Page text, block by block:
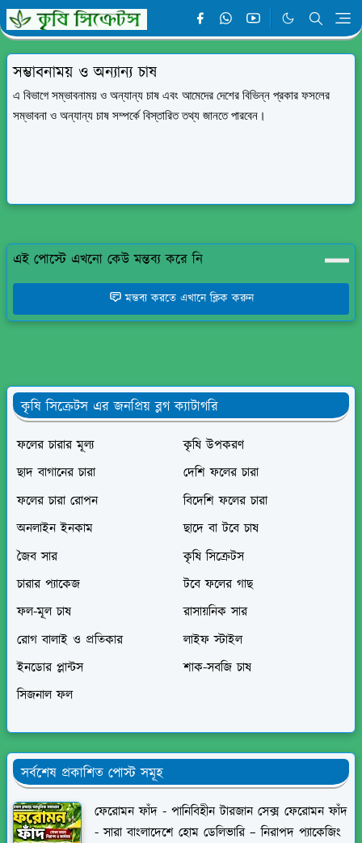
সম্ভাবনাময় ও অন্যান্য চাষ
এ বিভাগে সম্ভাবনাময় ও অন্যান্য চাষ এবং আমেদের দেশের বিভিন্ন প্রকার ফসলের
সম্ভাবনা ও অন্যান্য চাষ সম্পর্কে বিস্তারিত তথ্য জানতে পারবেন।
এই পোস্টে এখনো কেউ মন্তব্য করে নি
মন্তব্য করতে এখানে ক্লিক করুন
কৃষি সিক্রেটস এর জনপ্রিয় ব্লগ ক্যাটাগরি
ফলের চারার মূল্য
কৃষি উপকরণ
ছাদ বাগানের চারা
দেশি ফলের চারা
ফলের চারা রোপন
বিদেশি ফলের চারা
অনলাইন ইনকাম
ছাদে বা টবে চাষ
জৈব সার
কৃষি সিক্রেটস
চারার প্যাকেজ
টবে ফলের গাছ
ফল-মূল চাষ
রাসায়নিক সার
রোগ বালাই ও প্রতিকার
লাইফ স্টাইল
ইনডোর প্লান্টস
শাক-সবজি চাষ
সিজনাল ফল
সর্বশেষ প্রকাশিত পোস্ট সমূহ
ফেরোমন ফাঁদ - পানিবিহীন টারজান সেক্স ফেরোমন ফাঁদ
- সারা বাংলাদেশে হোম ডেলিভারি – নিরাপদ প্যাকেজিং